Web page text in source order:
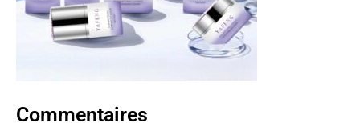
Commentaires